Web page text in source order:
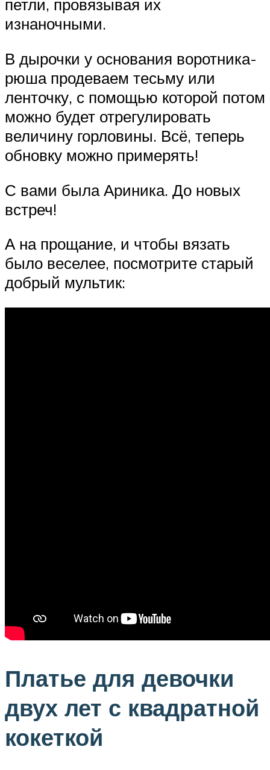
петли, провязывая их
изнаночными.
В дырочки у основания воротника-
рюша продеваем тесьму или
ленточку, с помощью которой потом
можно будет отрегулировать
величину горловины. Всё, теперь
обновку можно примерять!
С вами была Ариника. До новых
встреч!
А на прощание, и чтобы вязать
было веселее, посмотрите старый
добрый мультик:
Платье для девочки
двух лет с квадратной
кокеткой